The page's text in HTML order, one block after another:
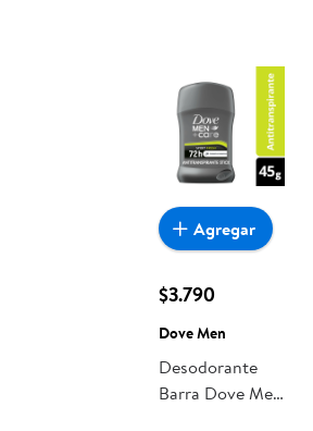
$3.790
Dove Men
Desodorante
Barra Dove Men
Agregar